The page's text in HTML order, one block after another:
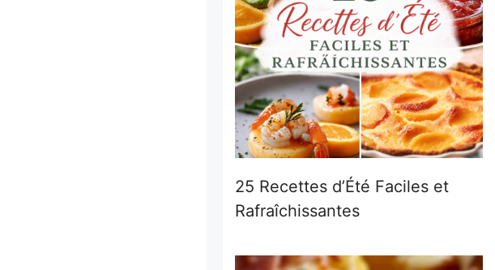
25 Recettes d’Été Faciles et
Rafraîchissantes